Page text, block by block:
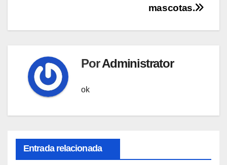
mascotas.
PorAdministrator
ok
Entrada relacionada